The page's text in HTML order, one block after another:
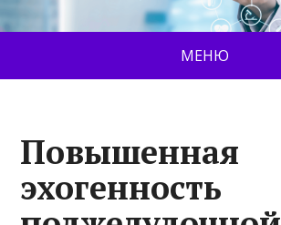
МЕНЮ
Повышенная
эхогенность